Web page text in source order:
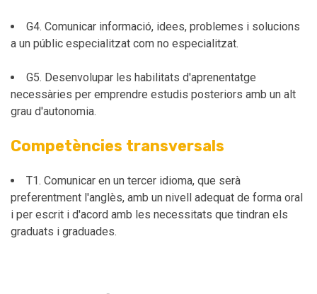
G4. Comunicar informació, idees, problemes i solucions
a un públic especialitzat com no especialitzat.
G5. Desenvolupar les habilitats d'aprenentatge
necessàries per emprendre estudis posteriors amb un alt
grau d'autonomia.
Competències transversals
T1. Comunicar en un tercer idioma, que serà
preferentment l'anglès, amb un nivell adequat de forma oral
i per escrit i d'acord amb les necessitats que tindran els
graduats i graduades.